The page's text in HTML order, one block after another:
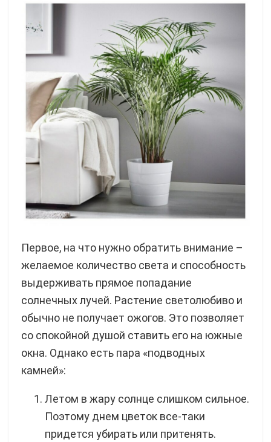
Первое, на что нужно обратить внимание –
желаемое количество света и способность
выдерживать прямое попадание
солнечных лучей. Растение светолюбиво и
обычно не получает ожогов. Это позволяет
со спокойной душой ставить его на южные
окна. Однако есть пара «подводных
камней»:
Летом в жару солнце слишком сильное.
Поэтому днем цветок все-таки
придется убирать или притенять.